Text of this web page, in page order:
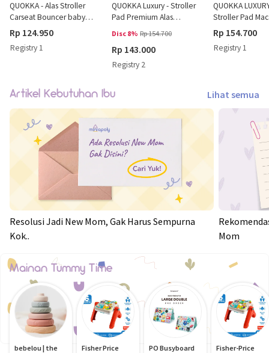
QUOKKA - Alas Stroller
Carseat Bouncer baby
Hampers Kado Lahiran
baby
Rp 124.950
Registry 1
QUOKKA Luxury - Stroller
Pad Premium Alas
Duduk Stroller Bayi
Disc 8% Rp 154.700
Rp 143.000
Registry 2
QUOKKA
Stroller Pad
Alas Stroller
Premium &
Duduk Empuk
Rp 154.700
Registry 1
Artikel Kebutuhan Ibu Lihat semua
Resolusi Jadi New Mom, Gak Harus Sempurna
Kok..
Mom
Mainan Tummy Time
bebelou | the
Fisher Price
PO Busyboard
Fisher-Price